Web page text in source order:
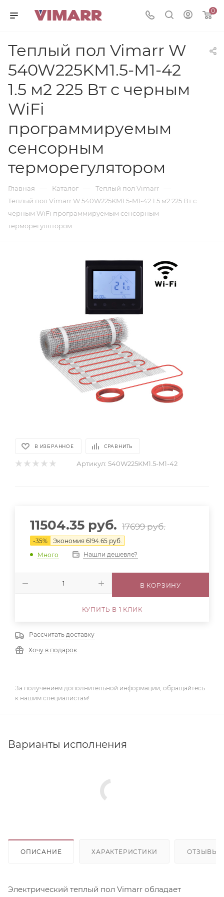
0
Теплый пол Vimarr W
540W225KM1.5-M1-42
1.5 м2 225 Вт с черным
WiFi
программируемым
сенсорным
терморегулятором
Главная — Каталог — Теплый пол Vimarr —
Теплый пол Vimarr W 540W225KM1.5-M1-42 1.5 м2 225 Вт с
черным WiFi программируемым сенсорным
терморегулятором
В ИЗБРАННОЕ СРАВНИТЬ
Артикул: 540W225KM1.5-M1-42
11504.35 руб. 17699руб.
-35% Экономия 6194.65 руб.
Много
Нашли дешевле?
В КОРЗИНУ
КУПИТЬ В 1 КЛИК
Рассчитать доставку
Хочу в подарок
За получением дополнительной информации, обращайтесь
к нашим специалистам!
Варианты исполнения
ОПИСАНИЕ ХАРАКТЕРИСТИКИ ОТЗЫВЫ
Электрический теплый пол Vimarr обладает